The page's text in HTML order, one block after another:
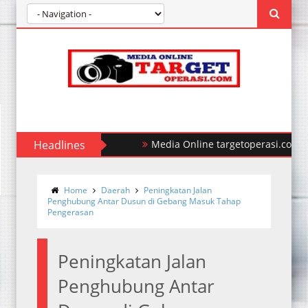
Headlines Polda Sumut Ungkap Kasus
Home Daerah
Peningkatan Jalan
Penghubung Antar Dusun di Gebang Masuk Tahap
Pengerasan
Peningkatan Jalan
Penghubung Antar